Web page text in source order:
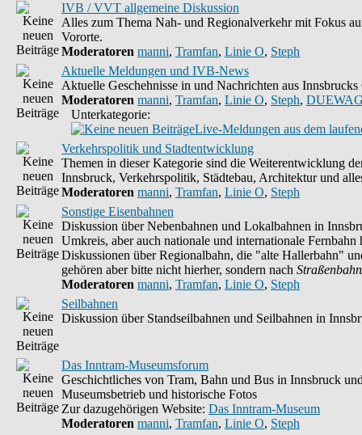
IVB / VVT allgemeine Diskussion
Alles zum Thema Nah- und Regionalverkehr mit Fokus
Vororte.
Moderatoren manni, Tramfan, Linie O, Steph
Aktuelle Meldungen und IVB-News
Aktuelle Geschehnisse in und Nachrichten aus
Moderatoren manni, Tramfan, Linie O, Steph,
Unterkategorie:
Live-Meldungen aus dem
Verkehrspolitik und Stadtentwicklung
Themen in dieser Kategorie sind die Weiterentwicklung
Innsbruck, Verkehrspolitik, Städtebau, Architektur und
Moderatoren manni, Tramfan, Linie O, Steph
Sonstige Eisenbahnen
Diskussion über Nebenbahnen und Lokalbahnen in
Umkreis, aber auch nationale und internationale Fernbahn
Diskussionen über Regionalbahn, die "alte Hallerbahn"
gehören aber bitte nicht hierher, sondern nach
Moderatoren manni, Tramfan, Linie O, Steph
Seilbahnen
Diskussion über Standseilbahnen und Seilbahnen in
Das Inntram-Museumsforum
Geschichtliches von Tram, Bahn und Bus in Innsbruck
Museumsbetrieb und historische Fotos
Zur dazugehörigen Website: Das Inntram-Museum
Moderatoren manni, Tramfan, Linie O, Steph